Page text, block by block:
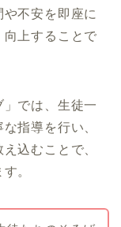
不安を即座に
上することで
では、生徒一
指導を行い、
込むことで、
。